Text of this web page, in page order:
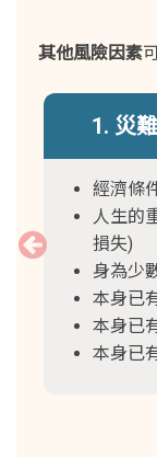
其他風險因素
1. 災
經濟條
人生的
損失)
身為少
本身已
本身已
本身已